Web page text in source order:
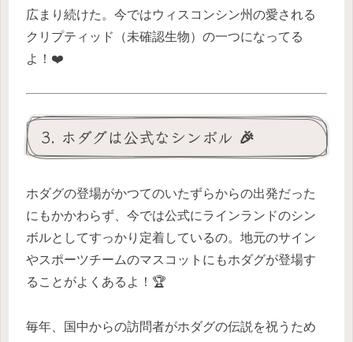
広まり続けた。今ではウィスコンシン州の愛される
クリプティッド（未確認生物）の一つになってる
よ！❤️
3. ホダグは公式なシンボル 🎉
ホダグの登場がかつてのいたずらからの出発だった
にもかかわらず、今では公式にラインランドのシン
ボルとしてすっかり定着しているの。地元のサイン
やスポーツチームのマスコットにもホダグが登場す
ることがよくあるよ！🏆
毎年、国中からの訪問者がホダグの伝説を祝うため